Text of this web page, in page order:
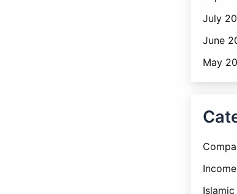
July
June
May